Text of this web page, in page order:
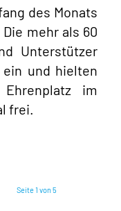
des Monats
mehr als 60
Unterstützer
und hielten
im
frei.
Seite 1 von 5